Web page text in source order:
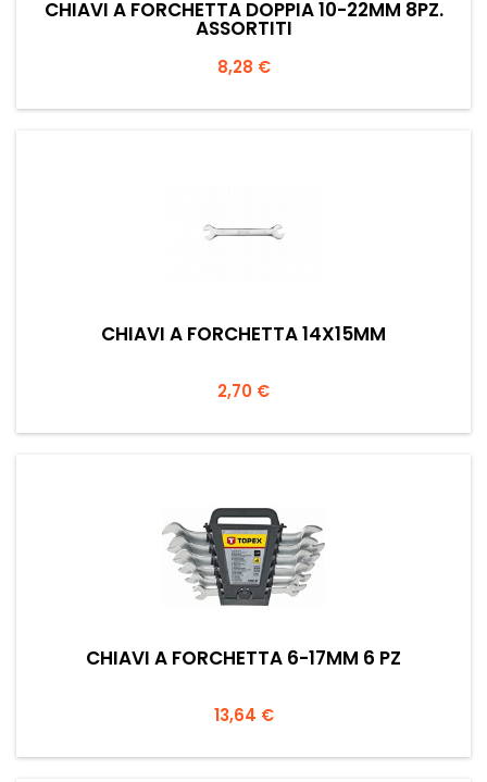
CHIAVI A FORCHETTA DOPPIA 10-22MM 8PZ.
ASSORTITI
Prezzo
8,28 €
CHIAVI A FORCHETTA 14X15MM
Prezzo
2,70 €
CHIAVI A FORCHETTA 6-17MM 6 PZ
Prezzo
13,64 €